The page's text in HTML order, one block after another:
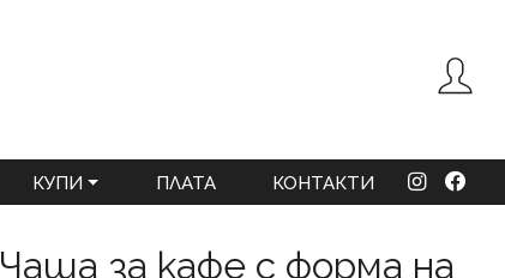
КУПИ ПЛАТА КОНТАКТИ
Чаша за кафе с форма на